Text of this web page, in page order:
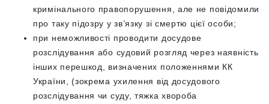
кримінального правопорушення, але не повідомили
про таку підозру у зв’язку зі смертю цієї особи;
при неможливості проводити досудове
розслідування або судовий розгляд через наявність
інших перешкод, визначених положеннями КК
України, (зокрема ухилення від досудового
розслідування чи суду, тяжка хвороба